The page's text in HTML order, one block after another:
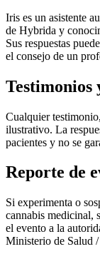
Iris es un asistente
de Hybrida y
Sus respuestas
el consejo de un
Testimonios
Cualquier
ilustrativo. La
pacientes y no se
Reporte de
Si experimenta o
cannabis medicinal,
el evento a la
Ministerio de Salud